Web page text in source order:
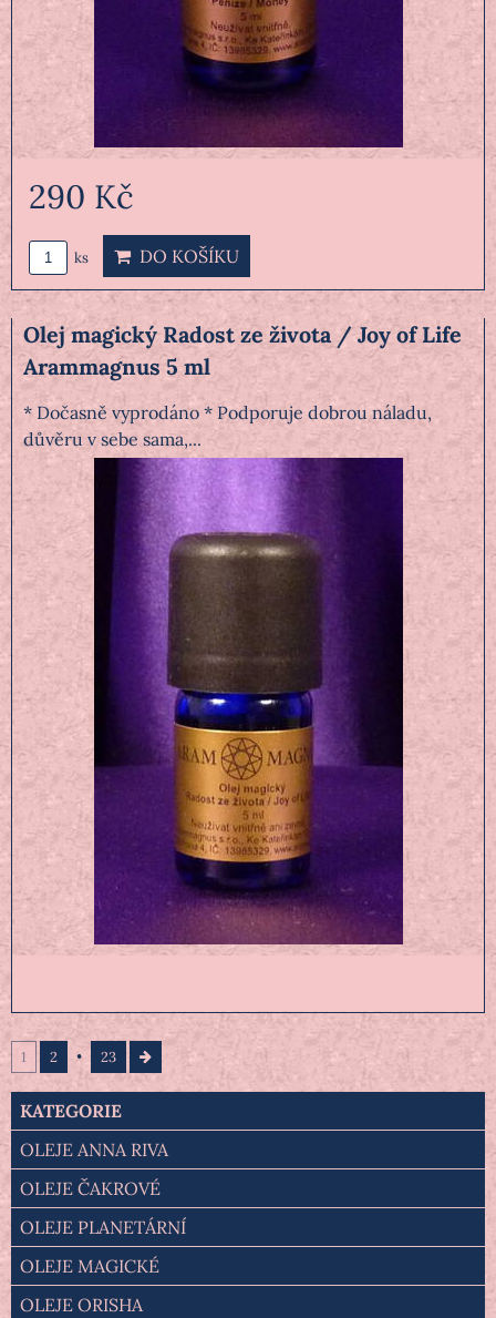
290 Kč
ks DO KOŠÍKU
Olej magický Radost ze života / Joy of Life
Arammagnus 5 ml
* Dočasně vyprodáno * Podporuje dobrou náladu,
důvěru v sebe sama,...
1 2 23
KATEGORIE
OLEJE ANNA RIVA
OLEJE ČAKROVÉ
OLEJE PLANETÁRNÍ
OLEJE MAGICKÉ
OLEJE ORISHA